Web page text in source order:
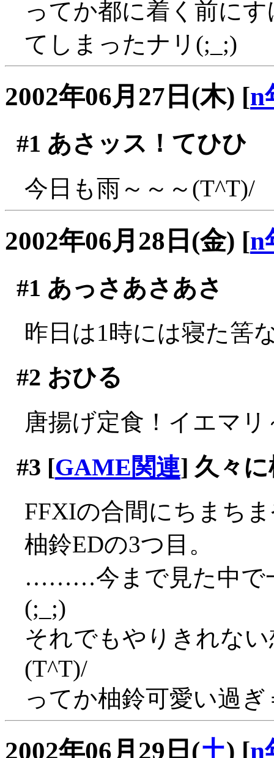
ってか都に着く前に
てしまったナリ(;_;)
2002年06月27日(木) [n
#1 あさッス！てひひ
今日も雨～～～(T^T)/
2002年06月28日(金) [n
#1 あっさあさあさ
昨日は1時には寝た筈
#2 おひる
唐揚げ定食！イエマリ
#3 [GAME関連] 久々
FFXIの合間にちまち
柚鈴EDの3つ目。
………今まで見た中で
(;_;)
それでもやりきれな
(T^T)/
ってか柚鈴可愛い過
2002年06月29日(土) [n